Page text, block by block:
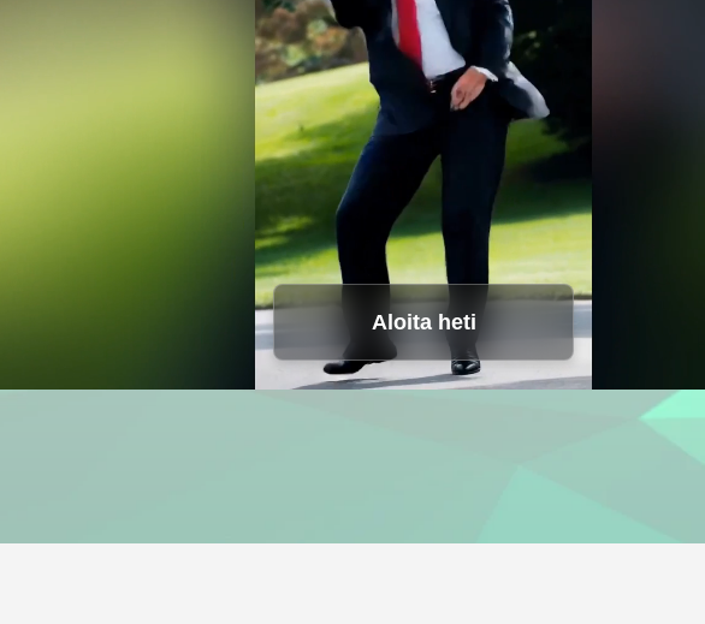
Äänistudio
Videokääntäjä
Kasvojenvaihto
Video parantaja
Äänemuuttaja New
Aloita heti